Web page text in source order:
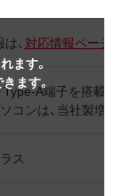
ます。
ます。
、 対応情報ページ
A端子を搭載
コンは、当社製増
ス